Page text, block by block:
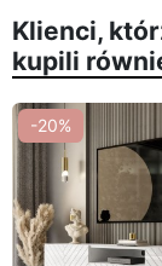
Klienci,
kupili
-20%